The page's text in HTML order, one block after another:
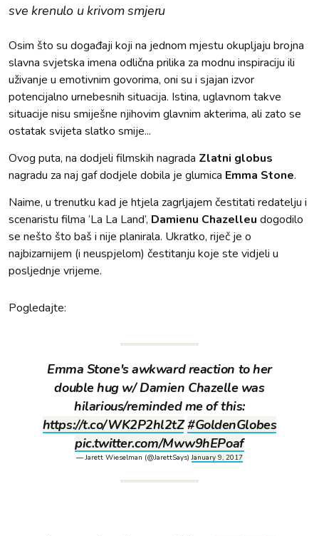
sve krenulo u krivom smjeru
Osim što su događaji koji na jednom mjestu okupljaju brojna
slavna svjetska imena odlična prilika za modnu inspiraciju ili
uživanje u emotivnim govorima, oni su i sjajan izvor
potencijalno urnebesnih situacija. Istina, uglavnom takve
situacije nisu smiješne njihovim glavnim akterima, ali zato se
ostatak svijeta slatko smije...
Ovog puta, na dodjeli filmskih nagrada Zlatni globus
nagradu za naj gaf dodjele dobila je glumica Emma Stone.
Naime, u trenutku kad je htjela zagrljajem čestitati redatelju i
scenaristu filma ‘La La Land’, Damienu Chazelleu dogodilo
se nešto što baš i nije planirala. Ukratko, riječ je o
najbizarnijem (i neuspjelom) čestitanju koje ste vidjeli u
posljednje vrijeme.
Pogledajte:
Emma Stone's awkward reaction to her
double hug w/ Damien Chazelle was
hilarious/reminded me of this:
https://t.co/WK2P2hl2tZ#GoldenGlobes
pic.twitter.com/Mww9hEPoaf
— Jarett Wieselman (@JarettSays)January 9, 2017